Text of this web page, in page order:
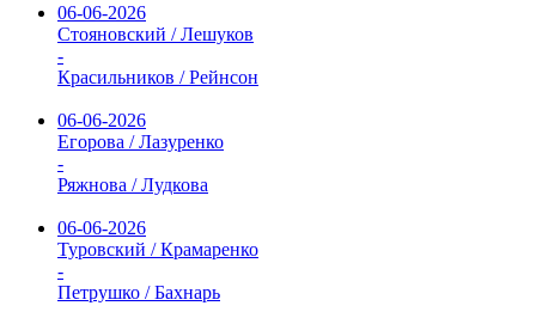
06-06-2026
Стояновский / Лешуков
-
Красильников / Рейнсон
06-06-2026
Егорова / Лазуренко
-
Ряжнова / Лудкова
06-06-2026
Туровский / Крамаренко
-
Петрушко / Бахнарь